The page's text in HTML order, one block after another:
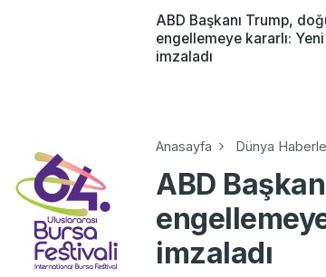
ABD Başkanı Trump,
engellemeye kararlı:
imzaladı
Anasayfa Dünya
ABD
imzaladı